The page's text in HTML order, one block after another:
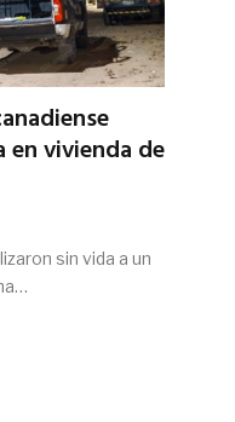
en vivienda de
sin vida a un